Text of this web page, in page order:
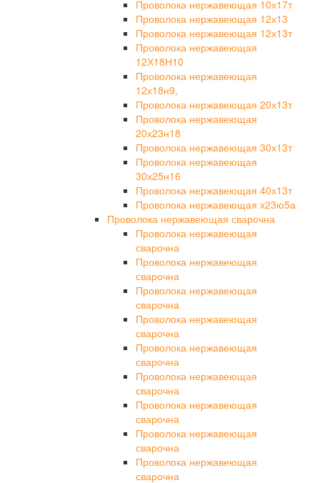
Проволока нержавеющая 10х17т
Проволока нержавеющая 12х13
Проволока нержавеющая 12х13т
Проволока нержавеющая
12Х18Н10
Проволока нержавеющая
12х18н9,
Проволока нержавеющая 20х13т
Проволока нержавеющая
20х23н18
Проволока нержавеющая 30х13т
Проволока нержавеющая
30х25н16
Проволока нержавеющая 40х13т
Проволока нержавеющая х23ю5а
Проволока нержавеющая сварочна
Проволока нержавеющая
сварочна
Проволока нержавеющая
сварочна
Проволока нержавеющая
сварочна
Проволока нержавеющая
сварочна
Проволока нержавеющая
сварочна
Проволока нержавеющая
сварочна
Проволока нержавеющая
сварочна
Проволока нержавеющая
сварочна
Проволока нержавеющая
сварочна